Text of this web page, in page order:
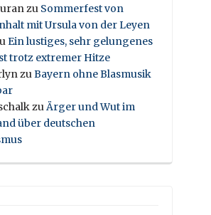
zu Sommerfest von
mit Ursula von der Leyen
Ein lustiges, sehr gelungenes
trotz extremer Hitze
zuBayern ohne Blasmusik
zuÄrger und Wut im
über deutschen